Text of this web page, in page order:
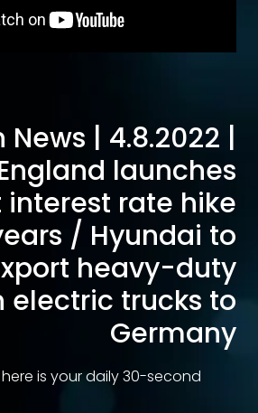
News | 4.8.2022 |
launches
interest rate hike
/ Hyundai to
heavy-duty
electric trucks to
Germany
is your daily 30-second